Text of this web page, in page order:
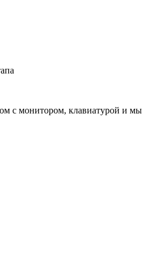
с монитором, клавиатурой и